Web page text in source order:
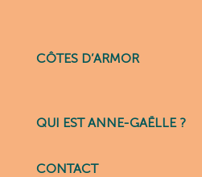
CÔTES D’ARMOR
QUI EST ANNE-GAËLLE ?
CONTACT